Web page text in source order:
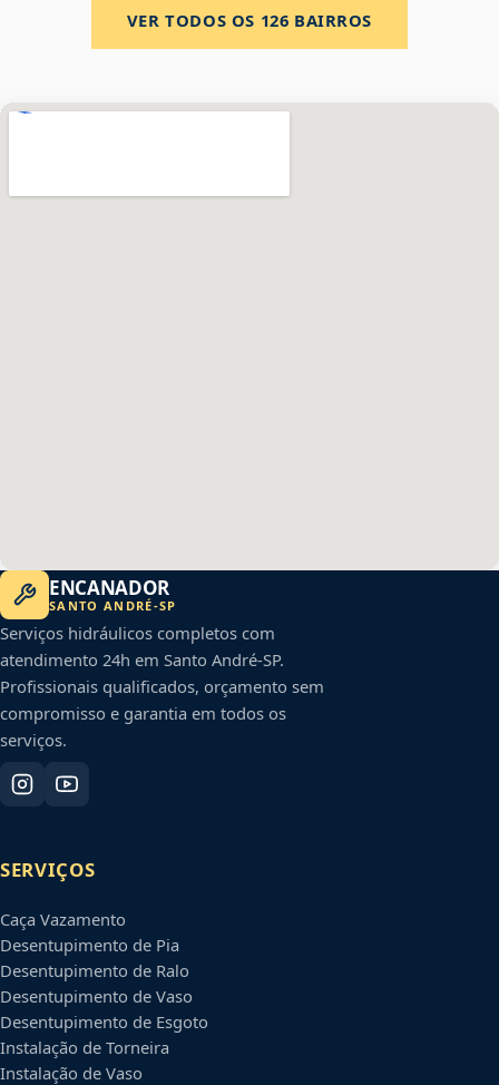
VER TODOS OS 126 BAIRROS
ENCANADOR
SANTO ANDRÉ-SP
Serviços hidráulicos completos com
atendimento 24h em Santo André-SP.
Profissionais qualificados, orçamento sem
compromisso e garantia em todos os
serviços.
SERVIÇOS
Caça Vazamento
Desentupimento de Pia
Desentupimento de Ralo
Desentupimento de Vaso
Desentupimento de Esgoto
Instalação de Torneira
Instalação de Vaso